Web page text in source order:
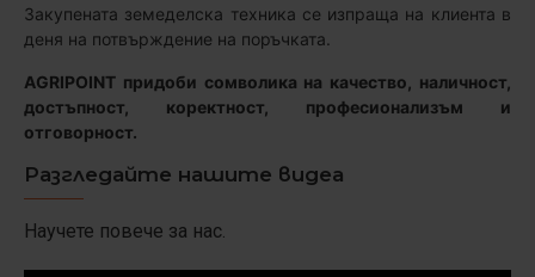
Закупената земеделска техника се изпраща на клиента в
деня на потвърждение на поръчката.
AGRIPOINT придоби сомволика на качество, наличност,
достъпност, коректност, професионализъм и
отговорност.
Разгледайте нашите видеа
Научете повече за нас.